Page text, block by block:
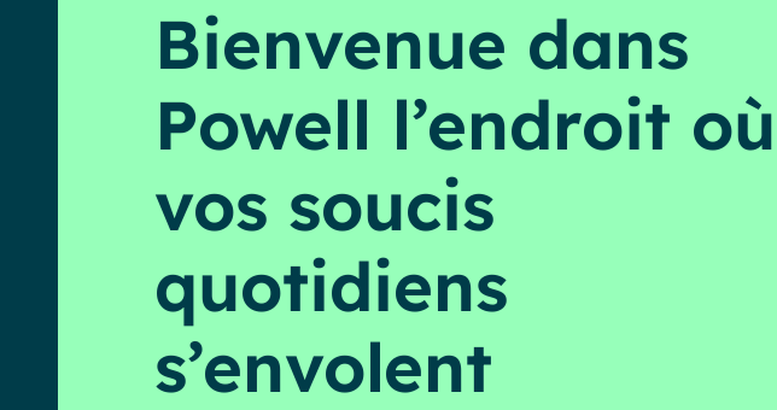
Produits
Ressources
Bienvenue dans
Powell l’endroit où
vos soucis
quotidiens
s’envolent